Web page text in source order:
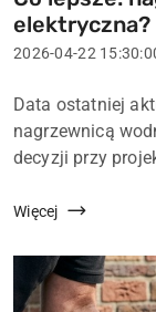
artykułu:
elektryczna?
Data
2026-04-22
Treść
artykułu:
Data ostatniej
nagrzewnicą
decyzji przy
zastosowania, a
Więcej